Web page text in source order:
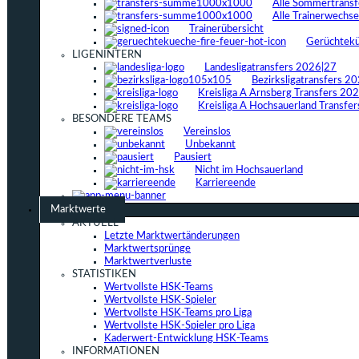
Alle
Alle
Trainerübersicht
LIGENINTERN
Landesligatransfers 2026|27
Bezirksligatransfers
Kreisliga A Arnsberg Transfers
Kreisliga A Hochsauerland
BESONDERE TEAMS
Vereinslos
Unbekannt
Pausiert
Nicht im Hochsauerland
Karriereende
Marktwerte
AKTUELL
Letzte Marktwertänderungen
Marktwertsprünge
Marktwertverluste
STATISTIKEN
Wertvollste HSK-Teams
Wertvollste HSK-Spieler
Wertvollste HSK-Teams pro Liga
Wertvollste HSK-Spieler pro Liga
Kaderwert-Entwicklung HSK-Teams
INFORMATIONEN